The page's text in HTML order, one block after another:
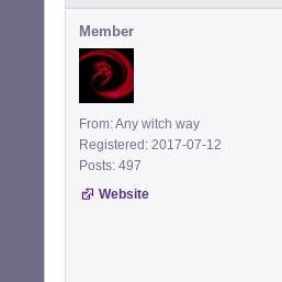
Member
From: Any witch way
Registered: 2017-07-12
Posts: 497
Website